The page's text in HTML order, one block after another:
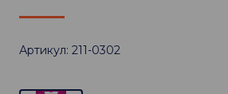
Артикул: 211-0302